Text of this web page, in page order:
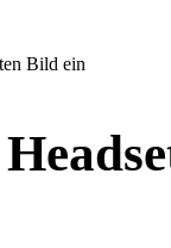
Bild ein